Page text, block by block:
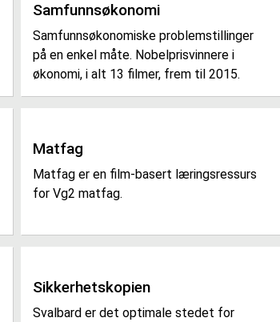
Samfunnsøkonomi
Samfunnsøkonomiske problemstillinger
på en enkel måte. Nobelprisvinnere i
økonomi, i alt 13 filmer, frem til 2015.
Matfag
Matfag er en film-basert læringsressurs
for Vg2 matfag.
Sikkerhetskopien
Svalbard er det optimale stedet for